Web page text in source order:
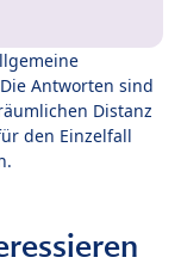
Antworten sind
Distanz
den Einzelfall